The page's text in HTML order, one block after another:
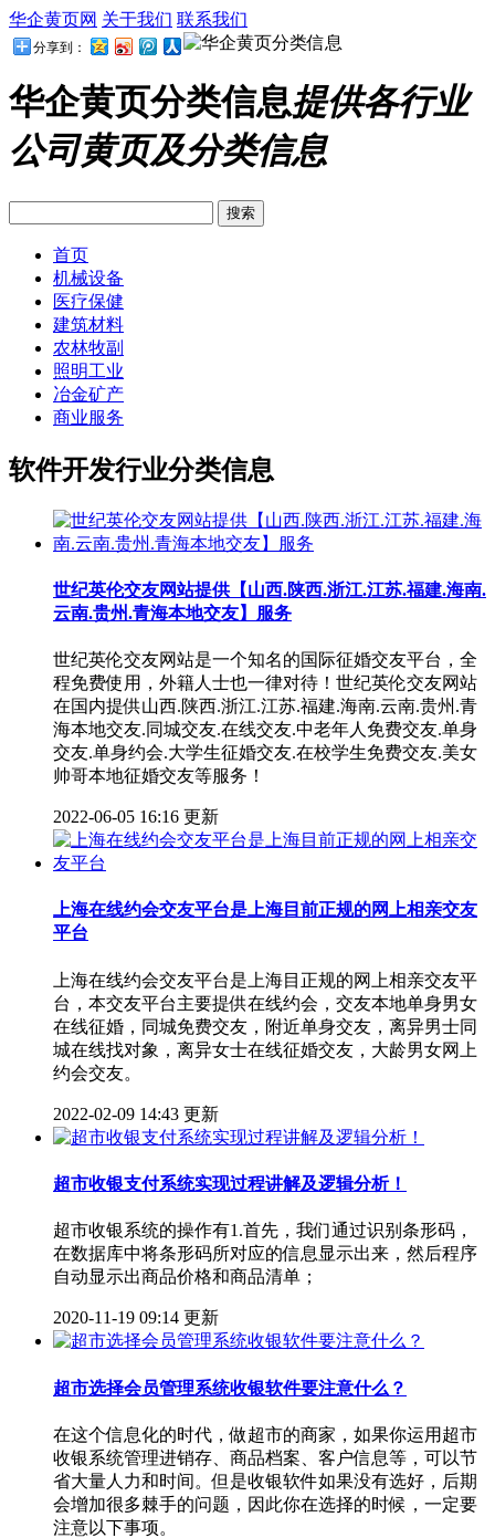
华企黄页网 关于我们 联系我们
分享到：
华企黄页分类信息提供各行业
公司黄页及分类信息
首页
机械设备
医疗保健
建筑材料
农林牧副
照明工业
冶金矿产
商业服务
软件开发行业分类信息
世纪英伦交友网站提供【山西.陕西.浙江.江苏.福建.海南.
云南.贵州.青海本地交友】服务
世纪英伦交友网站是一个知名的国际征婚交友平台，全
程免费使用，外籍人士也一律对待！世纪英伦交友网站
在国内提供山西.陕西.浙江.江苏.福建.海南.云南.贵州.青
海本地交友.同城交友.在线交友.中老年人免费交友.单身
交友.单身约会.大学生征婚交友.在校学生免费交友.美女
帅哥本地征婚交友等服务！
2022-06-05 16:16 更新
上海在线约会交友平台是上海目前正规的网上相亲交友
平台
上海在线约会交友平台是上海目正规的网上相亲交友平
台，本交友平台主要提供在线约会，交友本地单身男女
在线征婚，同城免费交友，附近单身交友，离异男士同
城在线找对象，离异女士在线征婚交友，大龄男女网上
约会交友。
2022-02-09 14:43 更新
超市收银支付系统实现过程讲解及逻辑分析！
超市收银系统的操作有1.首先，我们通过识别条形码，
在数据库中将条形码所对应的信息显示出来，然后程序
自动显示出商品价格和商品清单；
2020-11-19 09:14 更新
超市选择会员管理系统收银软件要注意什么？
在这个信息化的时代，做超市的商家，如果你运用超市
收银系统管理进销存、商品档案、客户信息等，可以节
省大量人力和时间。但是收银软件如果没有选好，后期
会增加很多棘手的问题，因此你在选择的时候，一定要
注意以下事项。